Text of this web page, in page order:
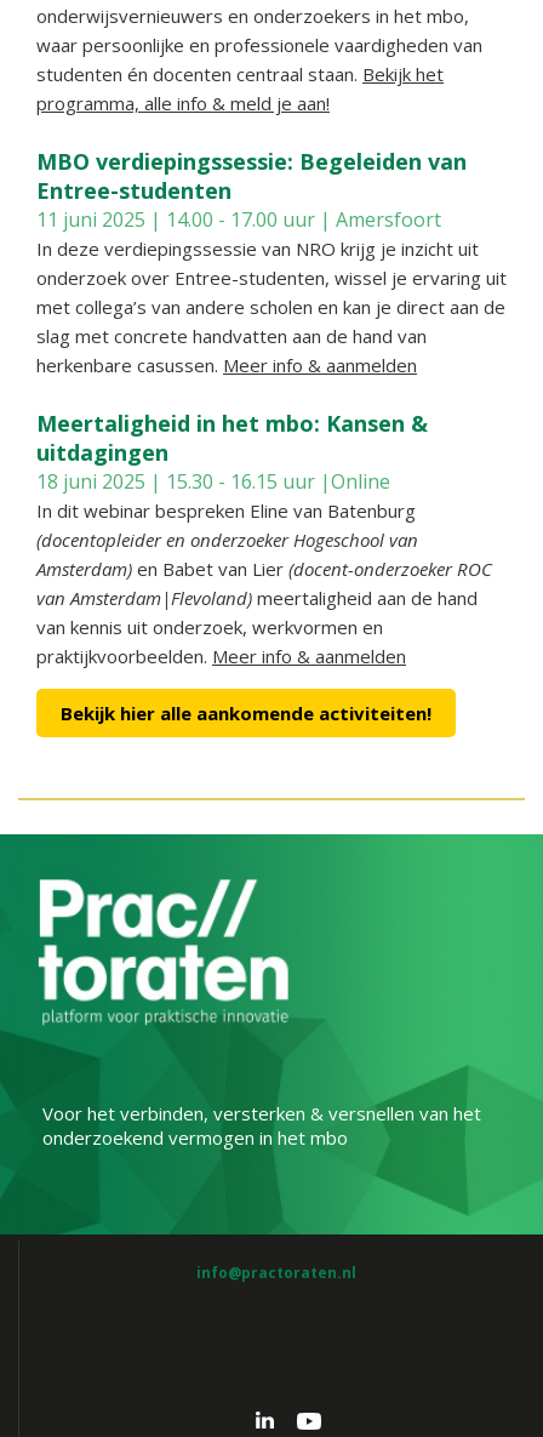
onderwijsvernieuwers en onderzoekers in het mbo,
waar persoonlijke en professionele vaardigheden van
studenten én docenten centraal staan. Bekijk het
programma, alle info & meld je aan!
MBO verdiepingssessie: Begeleiden van
Entree-studenten
11 juni 2025 | 14.00 - 17.00 uur | Amersfoort
In deze verdiepingssessie van NRO krijg je inzicht uit
onderzoek over Entree-studenten, wissel je ervaring uit
met collega’s van andere scholen en kan je direct aan de
slag met concrete handvatten aan de hand van
herkenbare casussen. Meer info & aanmelden
Meertaligheid in het mbo: Kansen &
uitdagingen
18 juni 2025 | 15.30 - 16.15 uur |Online
In dit webinar bespreken Eline van Batenburg
(docentopleider en onderzoeker Hogeschool van
Amsterdam) en Babet van Lier (docent-onderzoeker ROC
van Amsterdam|Flevoland) meertaligheid aan de hand
van kennis uit onderzoek, werkvormen en
praktijkvoorbeelden. Meer info & aanmelden
Bekijk hier alle aankomende activiteiten!
Voor het verbinden, versterken & versnellen van het
onderzoekend vermogen in het mbo
info@practoraten.nl